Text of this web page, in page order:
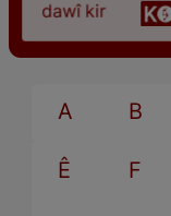
dawî kir
A B
Ê F